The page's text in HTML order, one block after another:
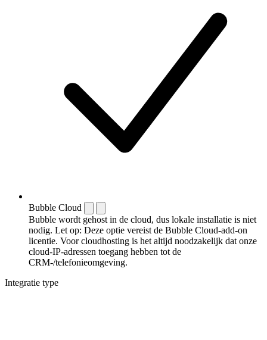
Bubble Cloud
Bubble wordt gehost in de cloud, dus lokale installatie is niet
nodig. Let op: Deze optie vereist de Bubble Cloud-add-on
licentie. Voor cloudhosting is het altijd noodzakelijk dat onze
cloud-IP-adressen toegang hebben tot de
CRM-/telefonieomgeving.
Integratie type